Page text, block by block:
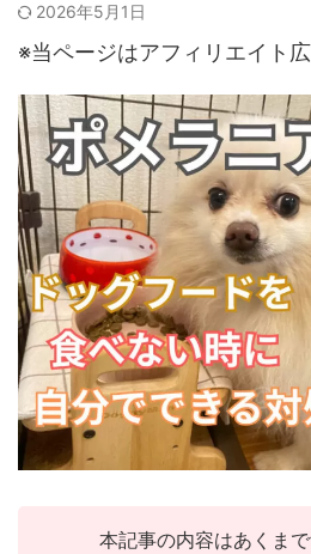
2026年5月1日
※当ページはアフィリエイト
本記事の内容はあくま